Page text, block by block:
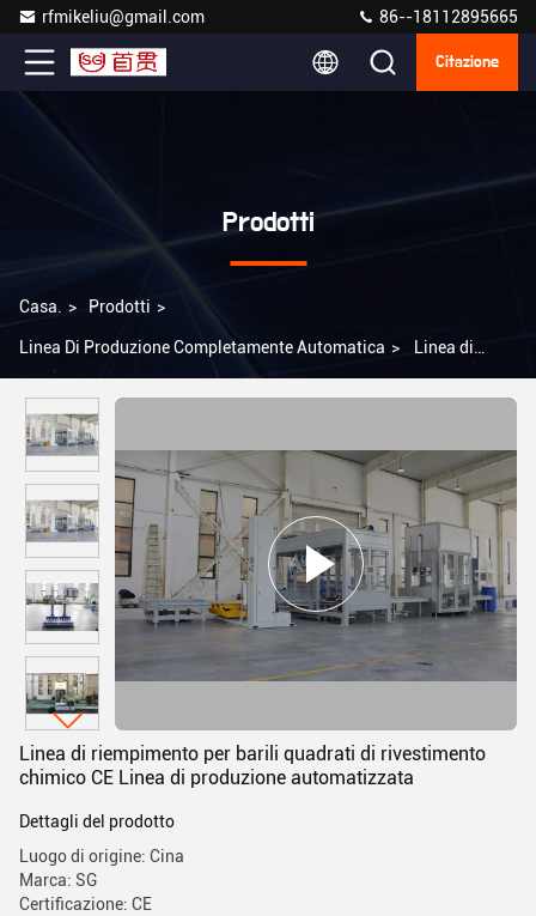
rfmikeliu@gmail.com 86--18112895665
Citazione
Prodotti
Casa. > Prodotti >
Linea Di Produzione Completamente Automatica > Linea di
di produzione automatizzata
Linea di riempimento per barili quadrati di rivestimento
chimico CE Linea di produzione automatizzata
Dettagli del prodotto
Luogo di origine: Cina
Marca: SG
Certificazione: CE